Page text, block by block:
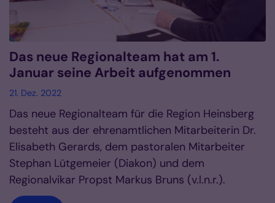
Das neue Regionalteam hat am 1.
Januar seine Arbeit aufgenommen
21. Dez. 2022
Das neue Regionalteam für die Region Heinsberg
besteht aus der ehrenamtlichen Mitarbeiterin Dr.
Elisabeth Gerards, dem pastoralen Mitarbeiter
Stephan Lütgemeier (Diakon) und dem
Regionalvikar Propst Markus Bruns (v.l.n.r.).